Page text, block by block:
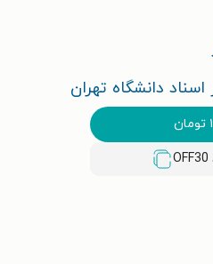
دانشگاه تهران
تومان
OFF30